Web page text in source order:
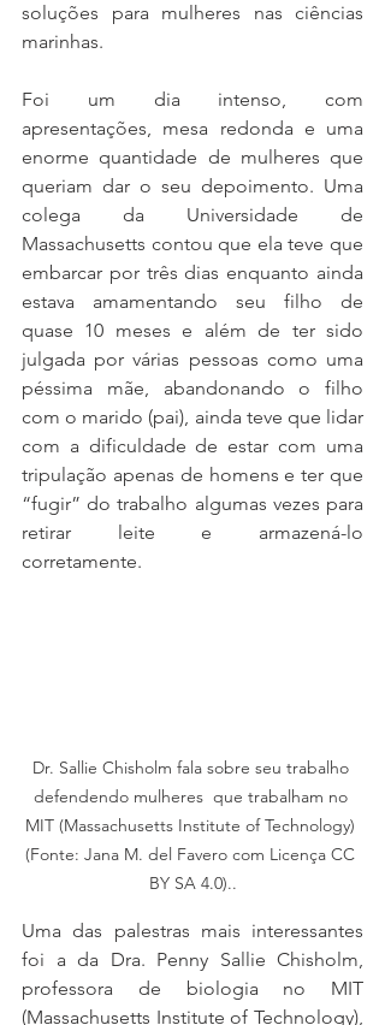
soluções para mulheres nas ciências
marinhas.
Foi um dia intenso, com
apresentações, mesa redonda e uma
enorme quantidade de mulheres que
queriam dar o seu depoimento. Uma
colega da Universidade de
Massachusetts contou que ela teve que
embarcar por três dias enquanto ainda
estava amamentando seu filho de
quase 10 meses e além de ter sido
julgada por várias pessoas como uma
péssima mãe, abandonando o filho
com o marido (pai), ainda teve que lidar
com a dificuldade de estar com uma
tripulação apenas de homens e ter que
“fugir” do trabalho algumas vezes para
retirar leite e armazená-lo
corretamente.
Dr. Sallie Chisholm fala sobre seu trabalho
defendendo mulheres  que trabalham no
MIT (Massachusetts Institute of Technology)
(Fonte: Jana M. del Favero com Licença CC
BY SA 4.0)..
Uma das palestras mais interessantes
foi a da Dra. Penny Sallie Chisholm,
professora de biologia no MIT
(Massachusetts Institute of Technology),